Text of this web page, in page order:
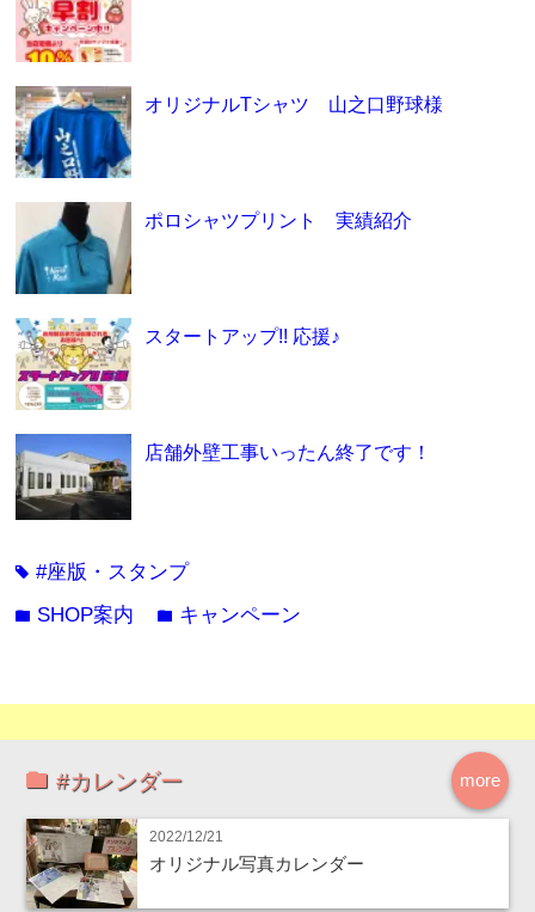
オリジナルTシャツ 山之口野球様
ポロシャツプリント 実績紹介
スタートアップ!! 応援♪
店舗外壁工事いったん終了です！
tag#座版・スタンプ
folder SHOP案内 folder キャンペーン
more
#カレンダー
2022/12/21
オリジナル写真カレンダー